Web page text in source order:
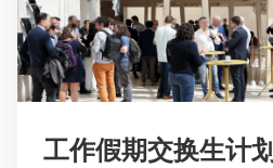
工作假期交换生计划